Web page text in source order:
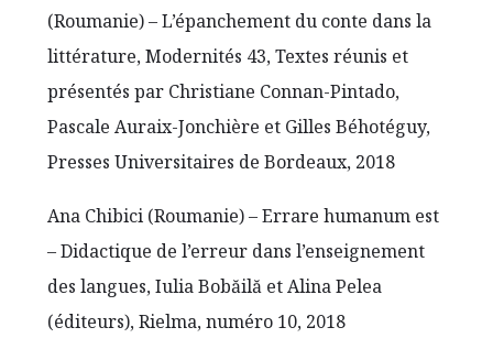
(Roumanie) – L’épanchement du conte dans la
littérature, Modernités 43, Textes réunis et
présentés par Christiane Connan-Pintado,
Pascale Auraix-Jonchière et Gilles Béhotéguy,
Presses Universitaires de Bordeaux, 2018
Ana Chibici (Roumanie) – Errare humanum est
– Didactique de l’erreur dans l’enseignement
des langues, Iulia Bobăilă et Alina Pelea
(éditeurs), Rielma, numéro 10, 2018